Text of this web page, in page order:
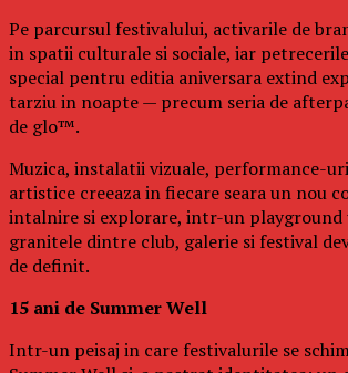
Pe parcursul festivalului, activarile de
in spatii culturale si sociale, iar
special pentru editia aniversara extind
tarziu in noapte — precum seria de
de glo™.
Muzica, instalatii vizuale, performance-
artistice creeaza in fiecare seara un nou
intalnire si explorare, intr-un playground
granitele dintre club, galerie si festival
de definit.
15 ani de Summer Well
Intr-un peisaj in care festivalurile se